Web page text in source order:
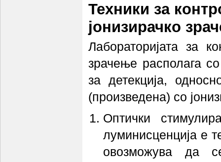
Техники за
јонизирачко
Лабораторијата за
зрачење располага
за детекција,
(произведена) со
Оптички
луминисценција е
овозможува да